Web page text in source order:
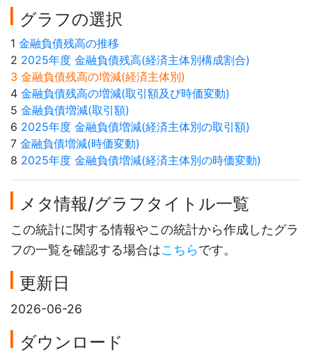
グラフの選択
1 金融負債残高の推移
2 2025年度 金融負債残高(経済主体別構成割合)
3 金融負債残高の増減(経済主体別)
4 金融負債残高の増減(取引額及び時価変動)
5 金融負債増減(取引額)
6 2025年度 金融負債増減(経済主体別の取引額)
7 金融負債増減(時価変動)
8 2025年度 金融負債増減(経済主体別の時価変動)
メタ情報/グラフタイトル一覧
この統計に関する情報やこの統計から作成したグラ
フの一覧を確認する場合はこちらです。
更新日
2026-06-26
ダウンロード